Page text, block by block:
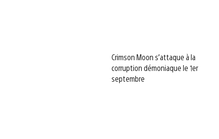
Crimson Moon s’attaque à la
corruption démoniaque le 1er
septembre